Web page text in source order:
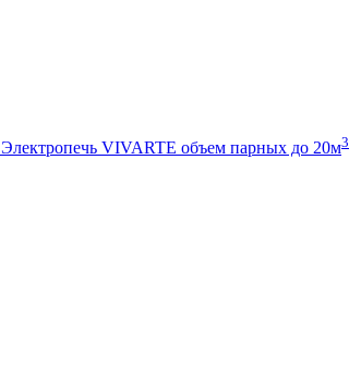
Электропечь VIVARTE объем парных до 20м3